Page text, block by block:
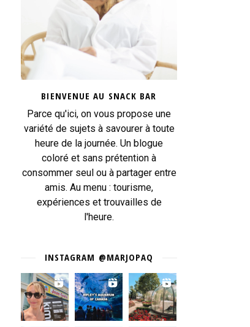
BIENVENUE AU SNACK BAR
Parce qu'ici, on vous propose une
variété de sujets à savourer à toute
heure de la journée. Un blogue
coloré et sans prétention à
consommer seul ou à partager entre
amis. Au menu : tourisme,
expériences et trouvailles de
l'heure.
INSTAGRAM @MARJOPAQ